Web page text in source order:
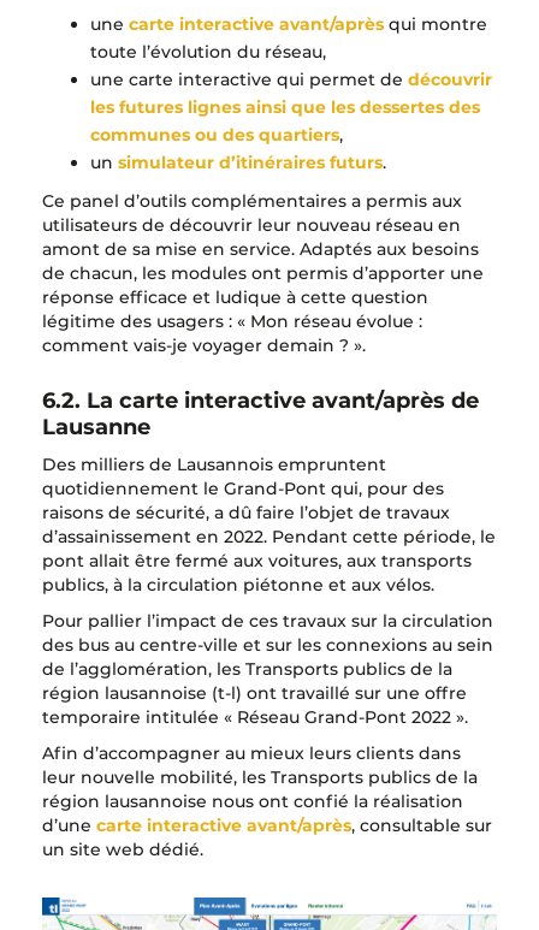
une carte interactive avant/après qui montre
toute l’évolution du réseau,
une carte interactive qui permet de découvrir
les futures lignes ainsi que les dessertes des
communes ou des quartiers,
un simulateur d’itinéraires futurs.
Ce panel d’outils complémentaires a permis aux
utilisateurs de découvrir leur nouveau réseau en
amont de sa mise en service. Adaptés aux besoins
de chacun, les modules ont permis d’apporter une
réponse efficace et ludique à cette question
légitime des usagers : « Mon réseau évolue :
comment vais-je voyager demain ? ».
6.2. La carte interactive avant/après de
Lausanne
Des milliers de Lausannois empruntent
quotidiennement le Grand-Pont qui, pour des
raisons de sécurité, a dû faire l’objet de travaux
d’assainissement en 2022. Pendant cette période, le
pont allait être fermé aux voitures, aux transports
publics, à la circulation piétonne et aux vélos.
Pour pallier l’impact de ces travaux sur la circulation
des bus au centre-ville et sur les connexions au sein
de l’agglomération, les Transports publics de la
région lausannoise (t-l) ont travaillé sur une offre
temporaire intitulée « Réseau Grand-Pont 2022 ».
Afin d’accompagner au mieux leurs clients dans
leur nouvelle mobilité, les Transports publics de la
région lausannoise nous ont confié la réalisation
d’une carte interactive avant/après, consultable sur
un site web dédié.